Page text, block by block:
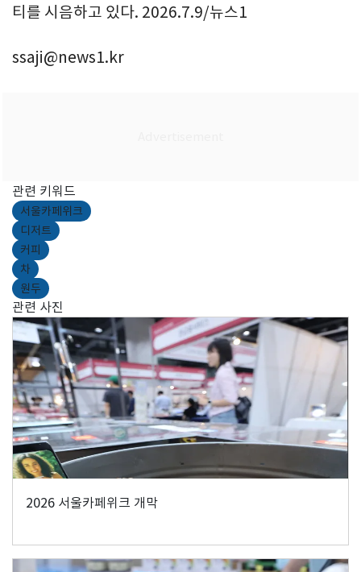
티를 시음하고 있다. 2026.7.9/뉴스1
ssaji@news1.kr
관련 키워드
서울카페위크
디저트
커피
차
원두
관련 사진
2026 서울카페위크 개막